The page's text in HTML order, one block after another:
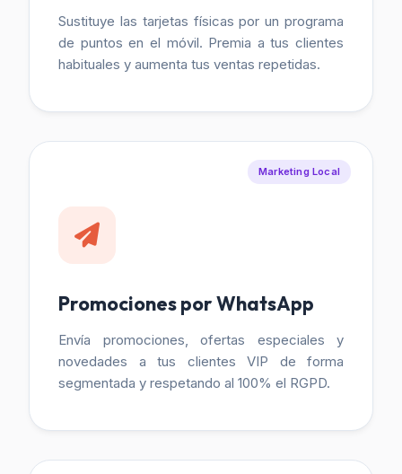
Sustituye las tarjetas físicas por un programa
de puntos en el móvil. Premia a tus clientes
habituales y aumenta tus ventas repetidas.
Marketing Local
Promociones por WhatsApp
Envía promociones, ofertas especiales y
novedades a tus clientes VIP de forma
segmentada y respetando al 100% el RGPD.